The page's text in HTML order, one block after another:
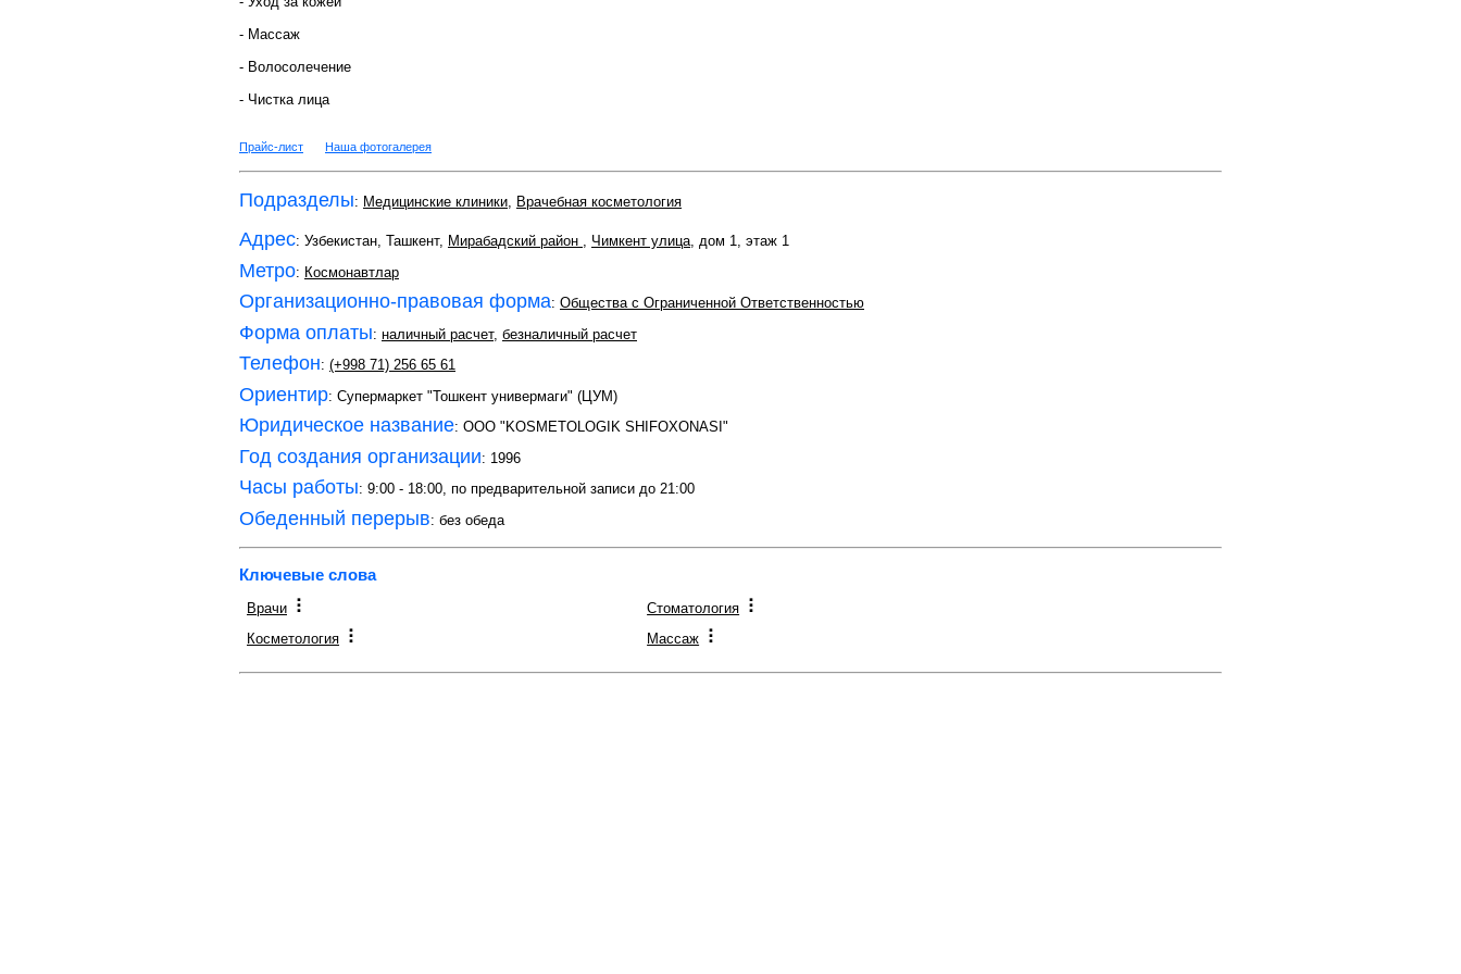
- Массаж
- Волосолечение
- Чистка лица
Прайс-лист Наша фотогалерея
Подразделы: Медицинские клиники, Врачебная косметология
Адрес: Узбекистан, Ташкент, Мирабадский район , Чимкент улица, дом 1, этаж 1
Метро: Космонавтлар
Организационно-правовая форма: Общества с Ограниченной Ответственностью
Форма оплаты: наличный расчет, безналичный расчет
Телефон: (+998 71) 256 65 61
Ориентир: Супермаркет "Тошкент универмаги" (ЦУМ)
Юридическое название: OOO "KOSMETOLOGIK SHIFOXONASI"
Год создания организации: 1996
Часы работы: 9:00 - 18:00, по предварительной записи до 21:00
Обеденный перерыв: без обеда
Ключевые слова
Врачи
Косметология
Стоматология
Массаж